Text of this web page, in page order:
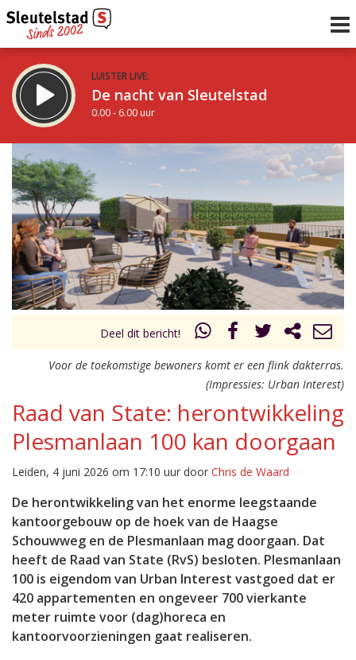
LUISTER LIVE:
De nacht van Sleutelstad
0.00 - 6.00 uur
De ochtend van Sleutelstad
6.00 - 12.00 uur
Vorig uur
uur 1 van 0 Volgend uur
Inklappen
Deel dit bericht!
Voor de toekomstige bewoners komt er een flink dakterras.
(Impressies: Urban Interest)
Raad van State: herontwikkeling
Plesmanlaan 100 kan doorgaan
Leiden, 4 juni 2026 om 17:10 uur door Chris de Waard
De herontwikkeling van het enorme leegstaande
kantoorgebouw op de hoek van de Haagse
Schouwweg en de Plesmanlaan mag doorgaan. Dat
heeft de Raad van State (RvS) besloten. Plesmanlaan
100 is eigendom van Urban Interest vastgoed dat er
420 appartementen en ongeveer 700 vierkante
meter ruimte voor (dag)horeca en
kantoorvoorzieningen gaat realiseren.